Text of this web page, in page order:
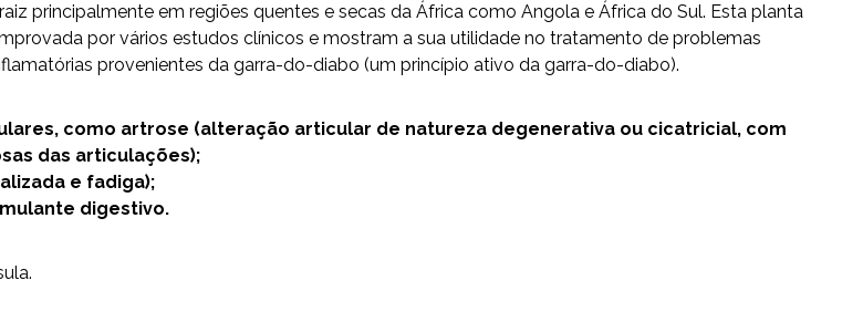
principalmente em regiões quentes e secas da África como Angola e África do Sul. Esta planta
por vários estudos clínicos e mostram a sua utilidade no tratamento de problemas
provenientes da garra-do-diabo (um princípio ativo da garra-do-diabo).
como artrose (alteração articular de natureza degenerativa ou cicatricial, com
das articulações);
e fadiga);
digestivo.